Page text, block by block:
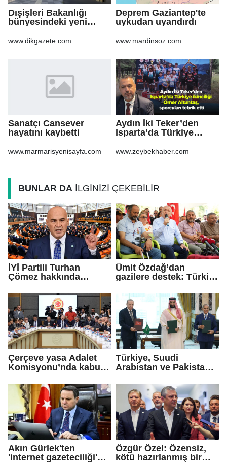
Dışişleri Bakanlığı
bünyesindeki yeni
Gazete'de
www.dikgazete.com
Deprem Gaziantep'te
uykudan uyandırdı
www.mardinsoz.com
Sanatçı Cansever
hayatını kaybetti
www.marmarisyenisayfa.com
Aydın İki Teker’den
Isparta’da Türkiye
Altuntaş, sporcuları
www.zeybekhaber.com
BUNLAR DA İLGİNİZİ ÇEKEBİLİR
İYİ Partili Turhan
Çömez hakkında
Ümit Özdağ’dan
gazilere destek: Türkiye
taşımamalı
Çerçeve yasa Adalet
Komisyonu’nda kabul
Türkiye, Suudi
Arabistan ve Pakistan
Savunma Anlaşması'
imzalandı
Akın Gürlek'ten
'internet gazeteciliği'
Özgür Özel: Özensiz,
kötü hazırlanmış bir